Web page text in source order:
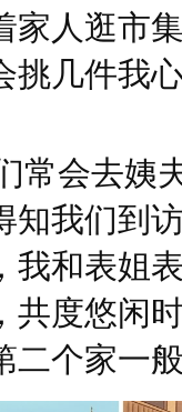
家人逛市
挑几件我
会去姨
知我们到
我和表姐
共度悠闲
二个家一